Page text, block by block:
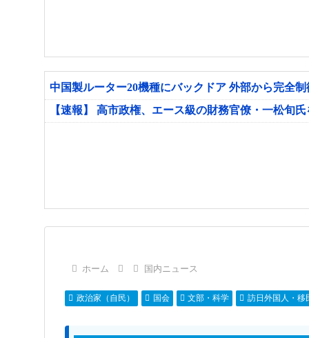
中国製ルーター20機種にバックドア 外部から完全
【速報】 高市政権、エース級の財務官僚・一松旬
ホーム 国内ニュース
政治家（自民） 国会 文部・科学 訪日外国人・移